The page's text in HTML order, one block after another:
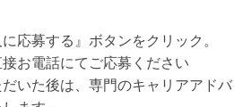
に応募する』ボタンをクリック。
接お電話にてご応募ください
だいた後は、専門のキャリアアド